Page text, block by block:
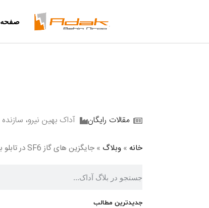
درخواست
درباره
مقالات رایگان آداک بهین نیرو،
خانه » وبلاگ » جایگزین های گاز SF6 در تابلو برق
جدیدترین مطالب